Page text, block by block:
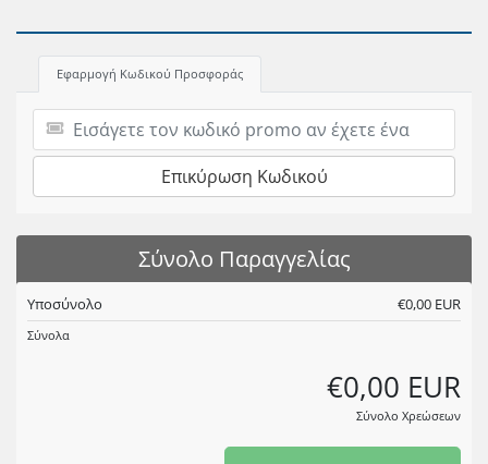
Εφαρμογή Κωδικού Προσφοράς
Επικύρωση Κωδικού
Σύνολο Παραγγελίας
Υποσύνολο €0,00 EUR
Σύνολα
€0,00 EUR
Σύνολο Χρεώσεων